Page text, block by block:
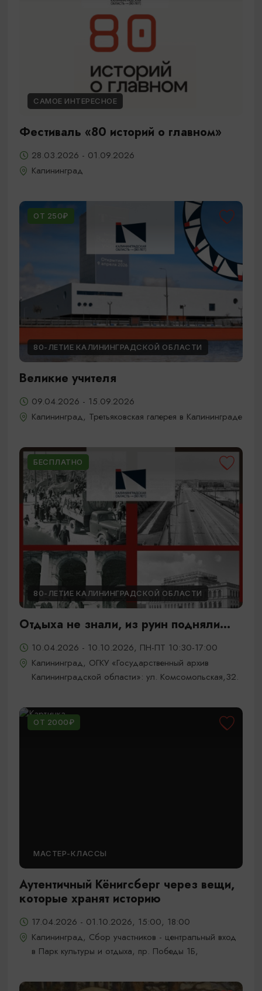
САМОЕ ИНТЕРЕСНОЕ
Фестиваль «80 историй о главном»
28.03.2026 - 01.09.2026
Калининград
ОТ 250₽
80-ЛЕТИЕ КАЛИНИНГРАДСКОЙ ОБЛАСТИ
Великие учителя
09.04.2026 - 15.09.2026
Калининград, Третьяковская галерея в Калининграде
БЕСПЛАТНО
80-ЛЕТИЕ КАЛИНИНГРАДСКОЙ ОБЛАСТИ
Отдыха не знали, из руин подняли...
10.04.2026 - 10.10.2026, ПН-ПТ 10:30-17:00
Калининград, ОГКУ «Государственный архив
Калининградской области»: ул. Комсомольская,32.
ОТ 2000₽
МАСТЕР-КЛАССЫ
Аутентичный Кёнигсберг через вещи,
которые хранят историю
17.04.2026 - 01.10.2026, 15:00, 18:00
Калининград, Сбор участников - центральный вход
в Парк культуры и отдыха, пр. Победы 1Б,